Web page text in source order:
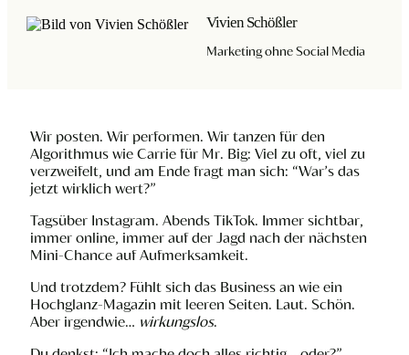
Vivien Schößler
Marketing ohne Social Media
Wir posten. Wir performen. Wir tanzen für den
Algorithmus wie Carrie für Mr. Big: Viel zu oft, viel zu
verzweifelt, und am Ende fragt man sich: “War’s das
jetzt wirklich wert?”
Tagsüber Instagram. Abends TikTok. Immer sichtbar,
immer online, immer auf der Jagd nach der nächsten
Mini-Chance auf Aufmerksamkeit.
Und trotzdem? Fühlt sich das Business an wie ein
Hochglanz-Magazin mit leeren Seiten. Laut. Schön.
Aber irgendwie… wirkungslos.